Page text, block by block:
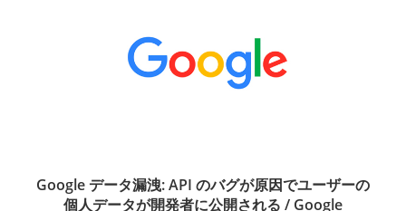
Google データ漏洩: API のバグが原因でユーザーの
個人データが開発者に公開される / Google